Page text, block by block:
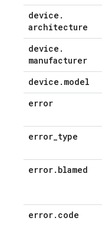
device .
architecture
device .
manufacturer
device . model
error
error_type
error. blamed
error. code